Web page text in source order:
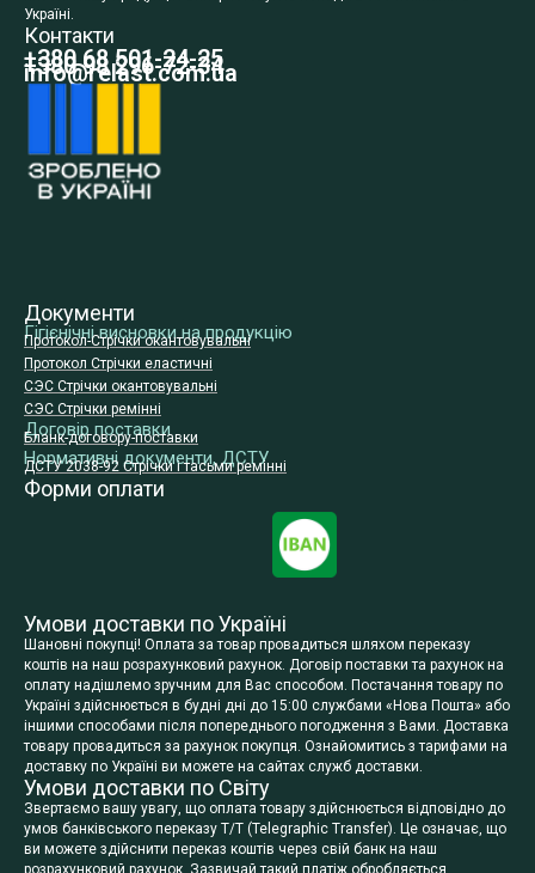
Україні.
Контакти
+380 68 501-24-25
+380 98 296-72-34
info@relast.com.ua
Документи
Гігієнічні висновки на продукцію
Протокол-Стрічки окантовувальні
Протокол Стрічки еластичні
СЭС Стрічки окантовувальні
СЭС Стрічки ремінні
Договір поставки
Бланк-договору-поставки
Нормативні документи, ДСТУ
ДСТУ 2038-92 Стрічки і тасьми ремінні
Форми оплати
Умови доставки по Україні
Шановні покупці! Оплата за товар провадиться шляхом переказу
коштів на наш розрахунковий рахунок. Договір поставки та рахунок на
оплату надішлемо зручним для Вас способом. Постачання товару по
Україні здійснюється в будні дні до 15:00 службами «Нова Пошта» або
іншими способами після попереднього погодження з Вами. Доставка
товару провадиться за рахунок покупця. Ознайомитись з тарифами на
доставку по Україні ви можете на сайтах служб доставки.
Умови доставки по Світу
Звертаємо вашу увагу, що оплата товару здійснюється відповідно до
умов банківського переказу T/T (Telegraphic Transfer). Це означає, що
ви можете здійснити переказ коштів через свій банк на наш
розрахунковий рахунок. Зазвичай такий платіж обробляється